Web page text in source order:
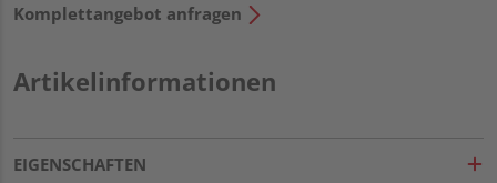
Komplettangebot anfragen
Artikelinformationen
EIGENSCHAFTEN